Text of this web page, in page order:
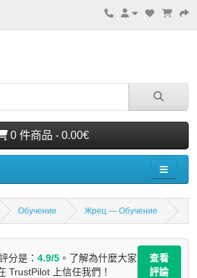
0 件商品 - 0.00€
Обучение Жрец — Обучение
分是：4.9/5 。了解為什麼大家
TrustPilot 上信任我們！
查看
評論